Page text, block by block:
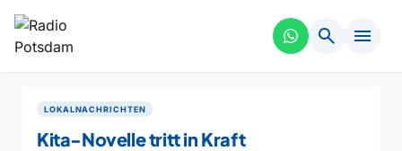
search menu
LOKALNACHRICHTEN
Kita-Novelle tritt in Kraft